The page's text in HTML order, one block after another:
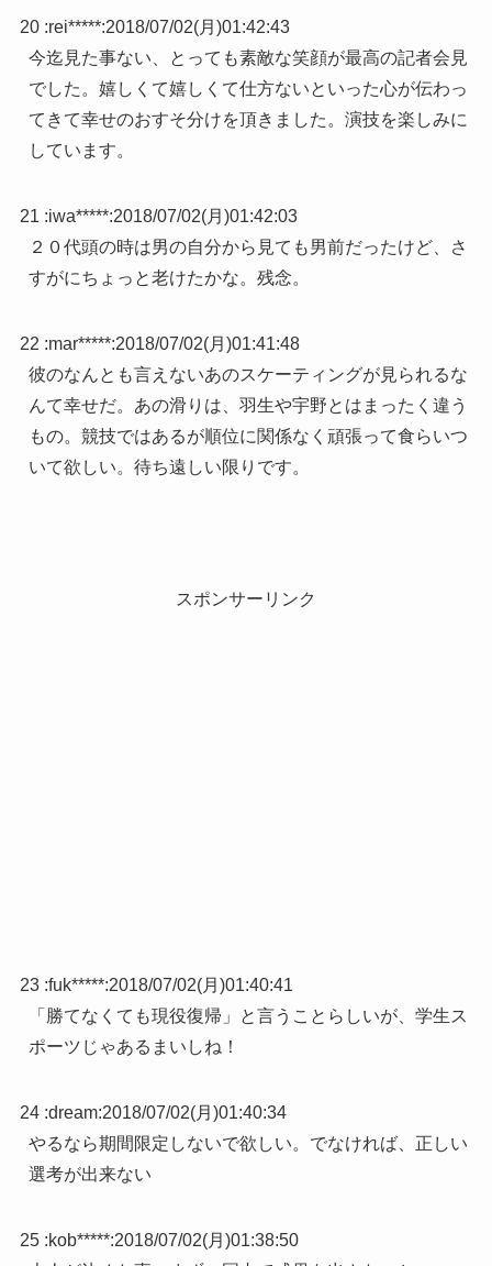
20 :rei*****:2018/07/02(月)01:42:43
今迄見た事ない、とっても素敵な笑顔が最高の記者会見
でした。嬉しくて嬉しくて仕方ないといった心が伝わっ
てきて幸せのおすそ分けを頂きました。演技を楽しみに
しています。
21 :iwa*****:2018/07/02(月)01:42:03
２０代頭の時は男の自分から見ても男前だったけど、さ
すがにちょっと老けたかな。残念。
22 :mar*****:2018/07/02(月)01:41:48
彼のなんとも言えないあのスケーティングが見られるな
んて幸せだ。あの滑りは、羽生や宇野とはまったく違う
もの。競技ではあるが順位に関係なく頑張って食らいつ
いて欲しい。待ち遠しい限りです。
スポンサーリンク
23 :fuk*****:2018/07/02(月)01:40:41
「勝てなくても現役復帰」と言うことらしいが、学生ス
ポーツじゃあるまいしね！
24 :dream:2018/07/02(月)01:40:34
やるなら期間限定しないで欲しい。でなければ、正しい
選考が出来ない
25 :kob*****:2018/07/02(月)01:38:50